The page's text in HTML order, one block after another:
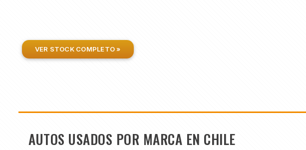
VER STOCK COMPLETO »
AUTOS USADOS POR MARCA EN CHILE